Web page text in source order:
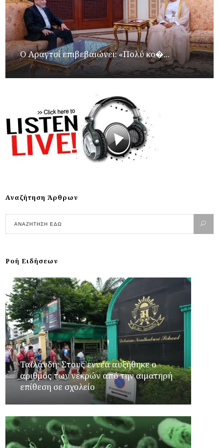
Ο Αραγτσί επιβεβαιώνει: «Πολύ κο�...
Αναζήτηση Άρθρων
Ροή Ειδήσεων
Ταϊλάνδη: Στους εννέα αυξήθηκε ο
αριθμός των νεκρών από την αιματηρή
επίθεση σε σχολείο